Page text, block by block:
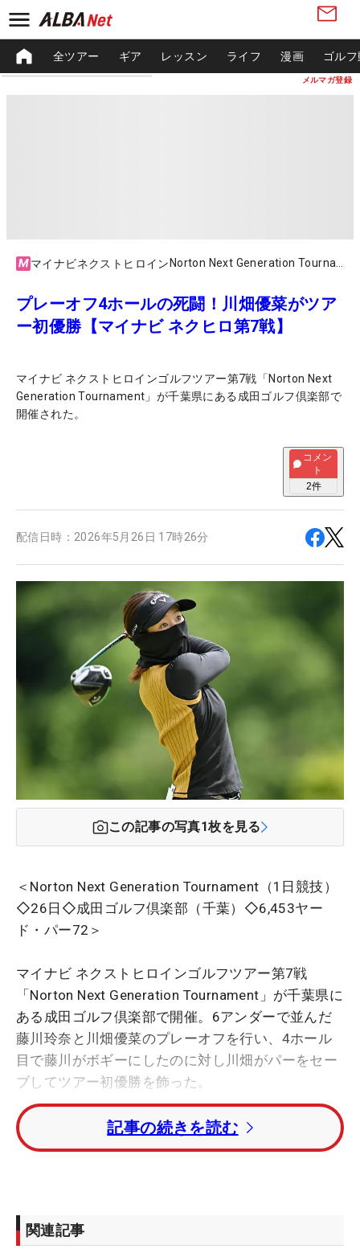
メルマガ登録
全ツアー ギア レッスン ライフ 漫画 ゴル
マイナビネクストヒロイン
プレーオフ4ホールの死闘！川畑優菜がツア
ー初優勝【マイナビ ネクヒロ第7戦】
マイナビ ネクストヒロインゴルフツアー第7戦「Norton Next
Generation Tournament」が千葉県にある成田ゴルフ倶楽部で
開催された。
コメン
ト
2件
配信日時： 2026年5月26日 17時26分
この記事の写真1枚を見る
＜Norton Next Generation Tournament（1日競技）
◇26日◇成田ゴルフ倶楽部（千葉）◇6,453ヤー
ド・パー72＞
マイナビ ネクストヒロインゴルフツアー第7戦
「Norton Next Generation Tournament」が千葉県に
ある成田ゴルフ倶楽部で開催。6アンダーで並んだ
藤川玲奈と川畑優菜のプレーオフを行い、4ホール
目で藤川がボギーにしたのに対し川畑がパーをセー
ブしてツアー初優勝を飾った。
1打差の3位タイに久世夏乃香、佐藤美優、林亜莉奈
奈、
選手が入っている。
記事の続きを読む
関連記事